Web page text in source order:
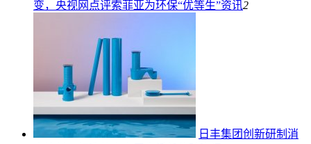
变，央视网点评索菲亚为环保“优等生”资讯2
日丰集团创新研制消